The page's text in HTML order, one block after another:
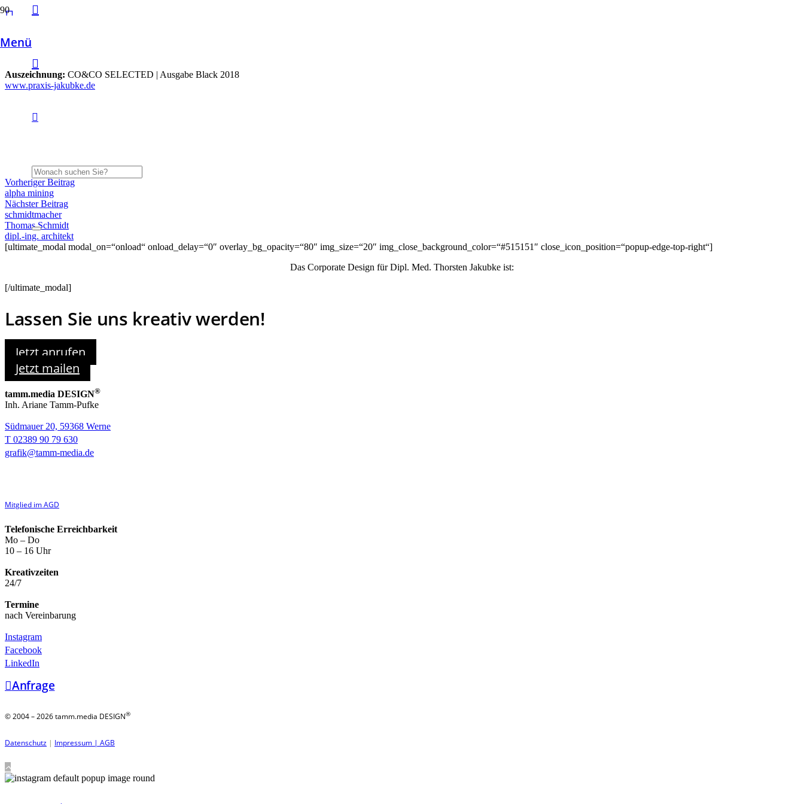
Menü
Leistung:
Auszeichnung: CO&CO SELECTED | Ausgabe Black 2018
www.praxis-jakubke.de
Vorheriger Beitrag
alpha mining
Nächster Beitrag
schmidtmacher
Thomas Schmidt
dipl.-ing. architekt
[ultimate_modal modal_on=“onload“ onload_delay=“0″ overlay_bg_opacity=“80″ img_size=“20″ img_close_background_color=“#515151″ close_icon_position=“popup-edge-top-right“]
Das Corporate Design für Dipl. Med. Thorsten Jakubke ist:
[/ultimate_modal]
Lassen Sie uns kreativ werden!
Jetzt anrufen
Jetzt mailen
tamm.media DESIGN®
Inh. Ariane Tamm-Pufke
Südmauer 20, 59368 Werne
T 02389 90 79 630
grafik@tamm-media.de
Mitglied im AGD
Telefonische Erreichbarkeit
Mo – Do
10 – 16 Uhr
Kreativzeiten
24/7
Termine
nach Vereinbarung
Instagram
Facebook
LinkedIn
Anfrage
© 2004 – 2026 tamm.media DESIGN®
Datenschutz | Impressum | AGB